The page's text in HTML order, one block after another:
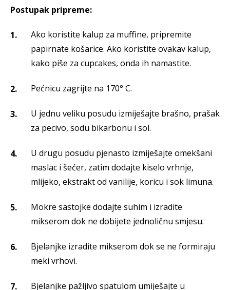
Postupak pripreme:
Ako koristite kalup za muffine, pripremite
papirnate košarice. Ako koristite ovakav kalup,
kako piše za cupcakes, onda ih namastite.
Pećnicu zagrijte na 170° C.
U jednu veliku posudu izmiješajte brašno, prašak
za pecivo, sodu bikarbonu i sol.
U drugu posudu pjenasto izmiješajte omekšani
maslac i šećer, zatim dodajte kiselo vrhnje,
mlijeko, ekstrakt od vanilije, koricu i sok limuna.
Mokre sastojke dodajte suhim i izradite
mikserom dok ne dobijete jednoličnu smjesu.
Bjelanjke izradite mikserom dok se ne formiraju
meki vrhovi.
Bjelanjke pažljivo spatulom umiješajte u